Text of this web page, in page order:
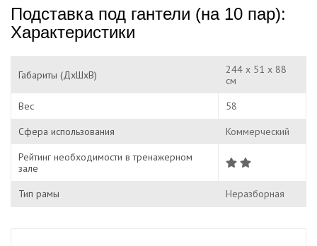
Подставка под гантели (на 10 пар):
Характеристики
Габариты (ДхШхВ)
244 х 51 х 88
см
Вес
58
Сфера использования
Коммерческий
Рейтинг необходимости в тренажерном
зале
Тип рамы
Неразборная